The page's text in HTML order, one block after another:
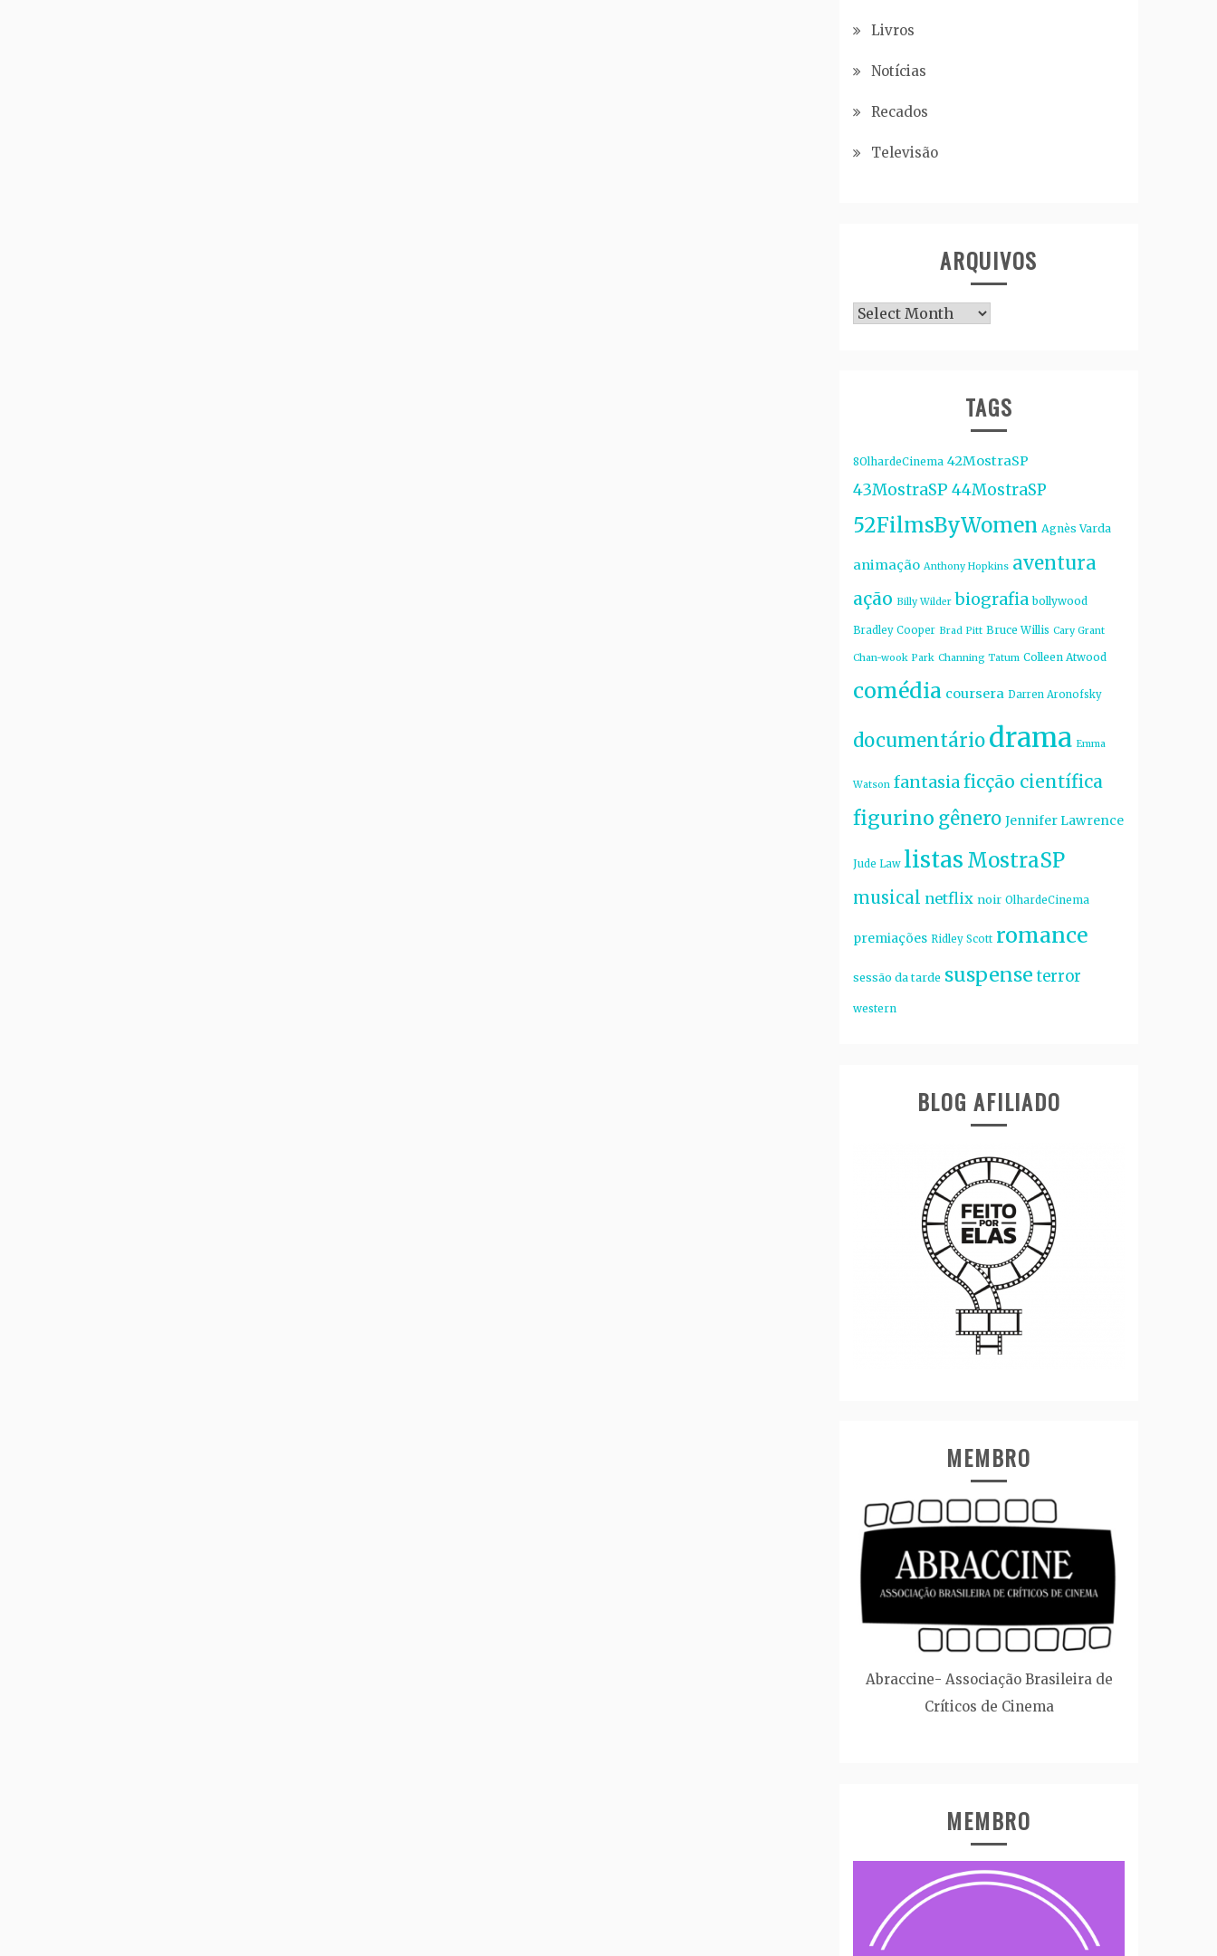
Livros
Notícias
Recados
Televisão
ARQUIVOS
Arquivos
TAGS
8OlhardeCinema 42MostraSP
43MostraSP 44MostraSP
52FilmsByWomen Agnès Varda
animação Anthony Hopkins aventura
ação Billy Wilder biografia bollywood
Bradley Cooper Brad Pitt Bruce Willis Cary Grant
Chan-wook Park Channing Tatum Colleen Atwood
comédia coursera Darren Aronofsky
documentáriodrama Emma
Watson fantasiaficção científica
figurino gênero Jennifer Lawrence
Jude Law listas MostraSP
musical netflix noir OlhardeCinema
premiações Ridley Scott romance
sessão da tarde suspense terror
western
BLOG AFILIADO
MEMBRO
Abraccine- Associação Brasileira de
Críticos de Cinema
MEMBRO